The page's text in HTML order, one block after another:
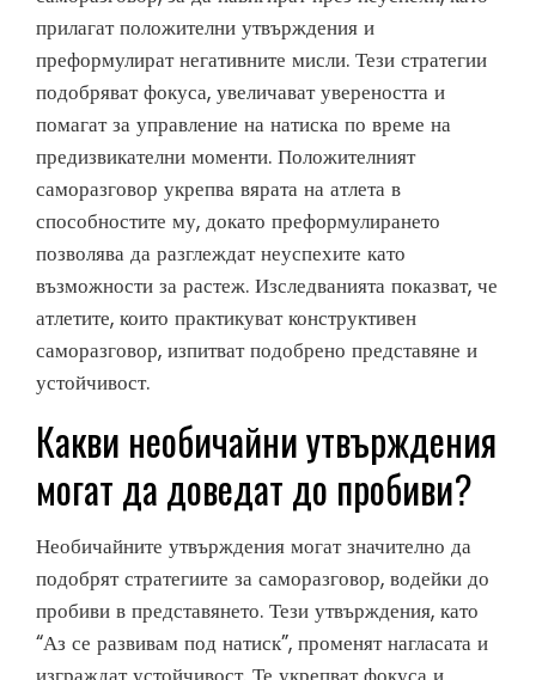
прилагат положителни утвърждения и
преформулират негативните мисли. Тези стратегии
подобряват фокуса, увеличават увереността и
помагат за управление на натиска по време на
предизвикателни моменти. Положителният
саморазговор укрепва вярата на атлета в
способностите му, докато преформулирането
позволява да разглеждат неуспехите като
възможности за растеж. Изследванията показват, че
атлетите, които практикуват конструктивен
саморазговор, изпитват подобрено представяне и
устойчивост.
Какви необичайни утвърждения
могат да доведат до пробиви?
Необичайните утвърждения могат значително да
подобрят стратегиите за саморазговор, водейки до
пробиви в представянето. Тези утвърждения, като
“Аз се развивам под натиск”, променят нагласата и